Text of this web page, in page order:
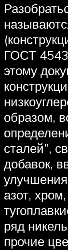
ГОСТ
этому
образом,
сталей”,
добавок,
азот,
ряд
прочие